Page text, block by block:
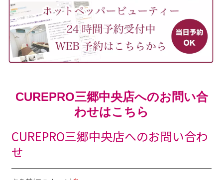
CUREPRO三郷中央店へのお問い合
わせはこちら